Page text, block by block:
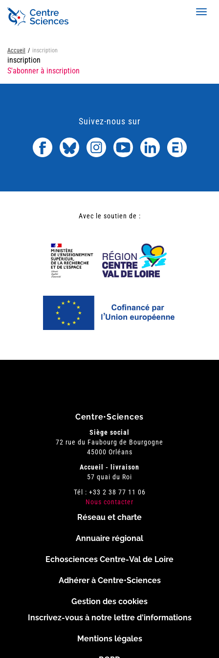
Aller
contenu
Accueil inscription
inscription
S'abonner à inscription
Suivez-nous sur
Avec le soutien de :
Centre•Sciences
Siège social
72 rue du Faubourg de Bourgogne
45000 Orléans
Accueil - livraison
57 quai du Roi
Tél : +33 2 38 77 11 06
Nous contacter
page
Réseau et charte
Annuaire régional
Echosciences Centre-Val de Loire
Adhérer à Centre•Sciences
Gestion des cookies
Inscrivez-vous à notre lettre d'informations
Mentions légales